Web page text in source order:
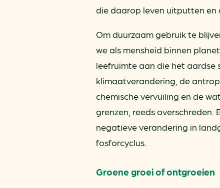
die daarop leven uitputten en
Om duurzaam gebruik te
we als mensheid binnen
leefruimte aan die het aardse
klimaatverandering, de
chemische vervuiling en de
grenzen, reeds overschreden.
negatieve verandering in
fosforcyclus.
Groene groei of ontgroeien